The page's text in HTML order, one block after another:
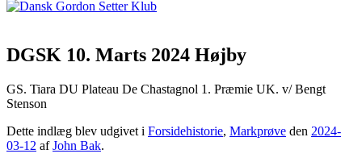
DGSK 10. Marts 2024 Højby
GS. Tiara DU Plateau De Chastagnol 1. Præmie UK. v/ Bengt
Stenson
Dette indlæg blev udgivet i Forsidehistorie, Markprøve den 2024-
03-12 afJohn Bak.